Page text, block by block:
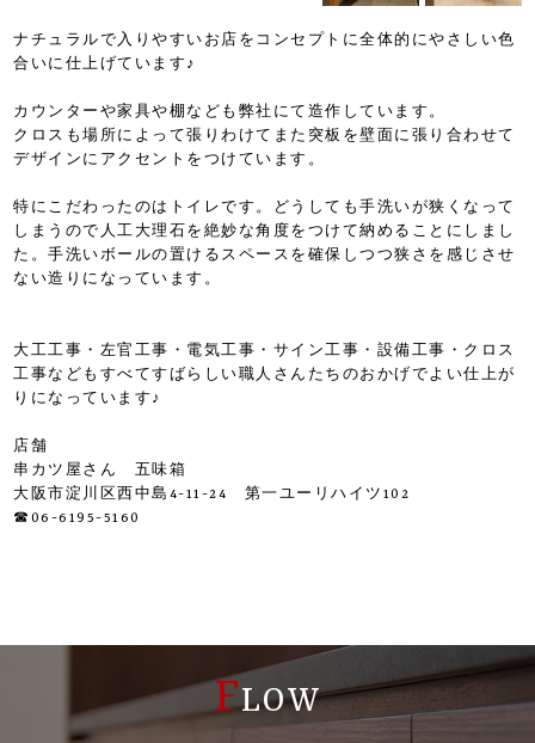
ナチュラルで入りやすいお店をコンセプトに全体的にやさしい色
合いに仕上げています♪
カウンターや家具や棚なども弊社にて造作しています。
クロスも場所によって張りわけてまた突板を壁面に張り合わせて
デザインにアクセントをつけています。
特にこだわったのはトイレです。どうしても手洗いが狭くなって
しまうので人工大理石を絶妙な角度をつけて納めることにしまし
た。手洗いボールの置けるスペースを確保しつつ狭さを感じさせ
ない造りになっています。
大工工事・左官工事・電気工事・サイン工事・設備工事・クロス
工事などもすべてすばらしい職人さんたちのおかげでよい仕上が
りになっています♪
店舗
串カツ屋さん 五味箱
大阪市淀川区西中島4-11-24 第一ユーリハイツ102
☎06-6195-5160
FLOW